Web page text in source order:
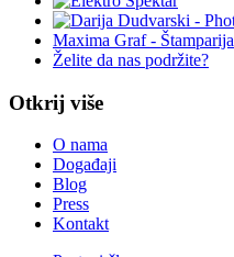
Maxima Graf - Štamparija
Želite da nas podržite?
Otkrij više
O nama
Događaji
Blog
Press
Kontakt